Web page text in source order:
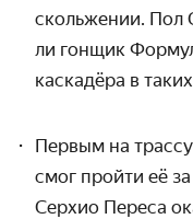
скольжении. Пол
ли гонщик
каскадёра в
Первым на
смог пройти её
Серхио Переса